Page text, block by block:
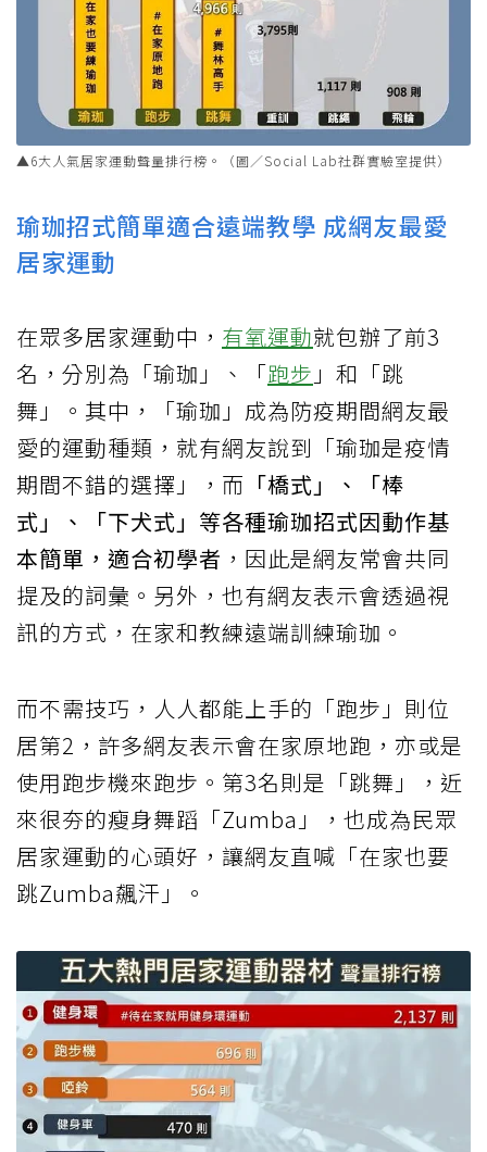
▲6大人氣居家運動聲量排行榜。（圖／Social Lab社群實驗室提供）
瑜珈招式簡單適合遠端教學 成網友最愛
居家運動
在眾多居家運動中， 有氧運動就包辦了前3
名，分別為「瑜珈」、「跑步 」和「跳
舞」。其中，「瑜珈」成為防疫期間網友最
愛的運動種類，就有網友說到「瑜珈是疫情
期間不錯的選擇」，而 「橋式」、「棒
式」、「下犬式」等各種瑜珈招式因動作基
本簡單，適合初學者 ，因此是網友常會共同
提及的詞彙。另外，也有網友表示會透過視
訊的方式，在家和教練遠端訓練瑜珈。
而不需技巧，人人都能上手的「跑步」則位
居第2，許多網友表示會在家原地跑，亦或是
使用跑步機來跑步。第3名則是「跳舞」，近
來很夯的瘦身舞蹈「Zumba」，也成為民眾
居家運動的心頭好，讓網友直喊「在家也要
跳Zumba飆汗」。